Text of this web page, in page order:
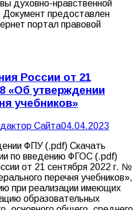
духовно-нравственной
Документ предоставлен
портал правовой
России от 21
«Об утверждении
учебников»
Сайта04.04.2023
ФПУ (.pdf) Скачать
по введению ФГОС (.pdf)
от 21 сентября 2022 г. №
перечня учебников»,
при реализации имеющих
образовательных